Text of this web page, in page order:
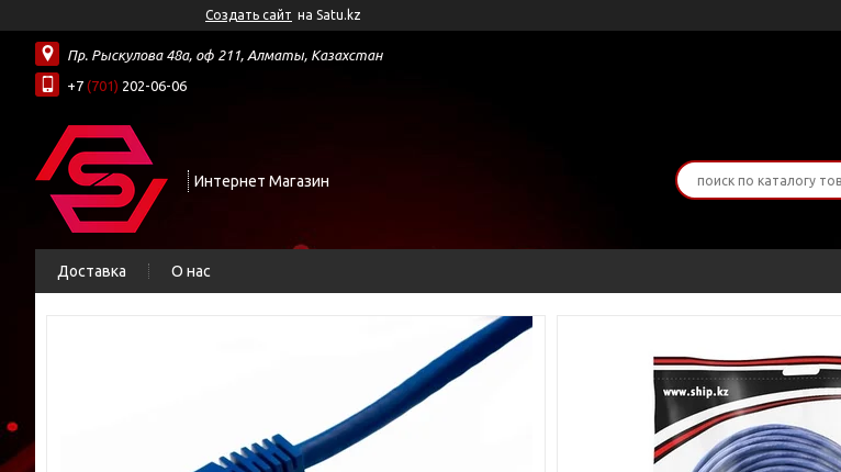
Создать сайт на Satu.kz
Пр. Рыскулова 48а, оф 211, Алматы, Казахстан
+7 (701) 202-06-06
Интернет Магазин
Доставка О нас